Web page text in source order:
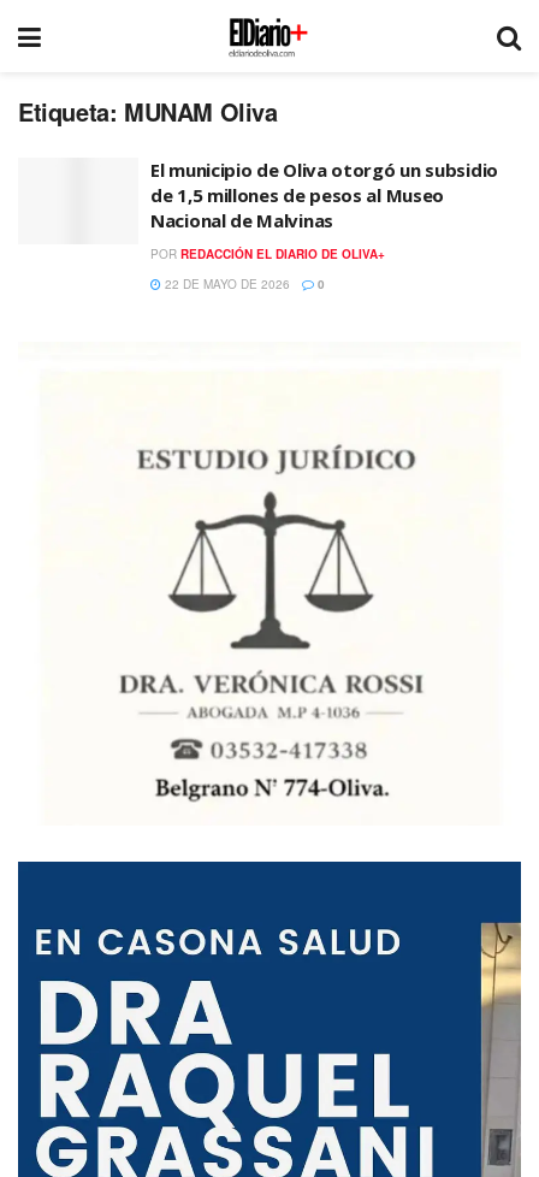
Etiqueta: MUNAM Oliva
El municipio de Oliva otorgó un subsidio
de 1,5 millones de pesos al Museo
Nacional de Malvinas
POR REDACCIÓN EL DIARIO DE OLIVA+
22 DE MAYO DE 2026
0